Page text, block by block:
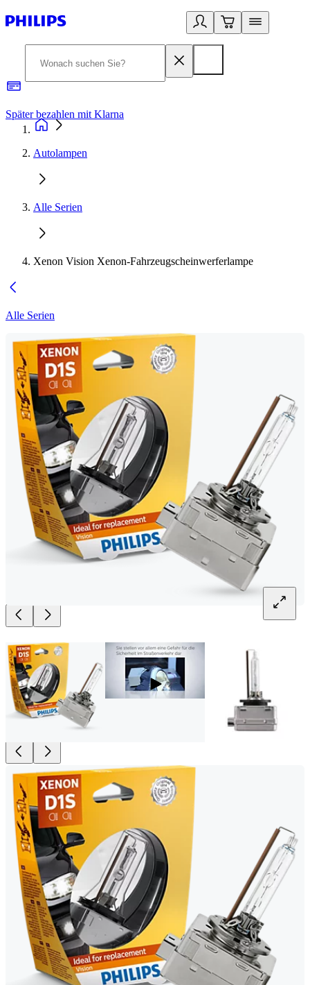
Später bezahlen mit Klarna
Autolampen
Alle Serien
Xenon Vision Xenon-Fahrzeugscheinwerferlampe
Alle Serien